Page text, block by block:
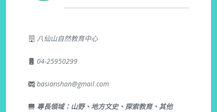
八仙山自然教育中心
04-25950299
basianshan@gmail.com
專長領域：山野、地方文史、探索教育、其他